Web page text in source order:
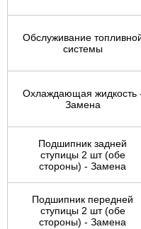
Обслуживание
системы
Охлаждающая жидкость
Замена
Подшипник задней
ступицы 2 шт (обе
стороны) - Замена
Подшипник передней
ступицы 2 шт (обе
стороны) - Замена